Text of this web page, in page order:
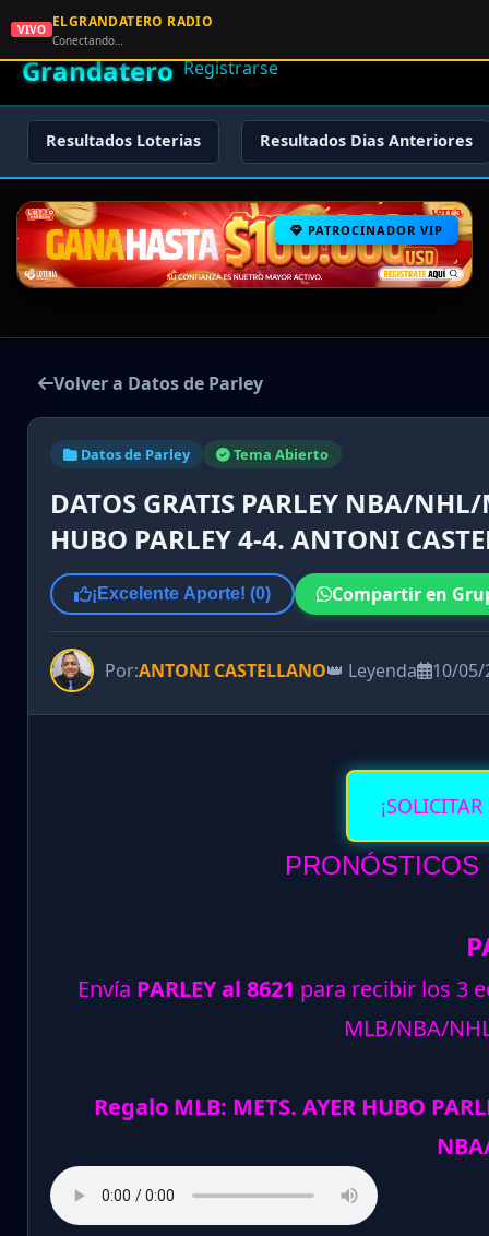
🌟 El
Grandatero Registrarse
Resultados Loterias Resultados Dias Anteriores
PATROCINADOR VIP
Volver a Datos de Parley
Datos de Parley Tema Abierto
DATOS GRATIS PARLEY NBA/
HUBO PARLEY 4-4. ANTONI
¡Excelente Aporte! (0) Compartir en
Por:ANTONI CASTELLANO👑 Leyenda 10/05/
PRONÓSTICOS
Envía PARLEY al 8621 para recibir los 3
MLB/NBA/
Regalo MLB: METS. AYER HUBO
VIVO ELGRANDATERO RADIO
Conectando…